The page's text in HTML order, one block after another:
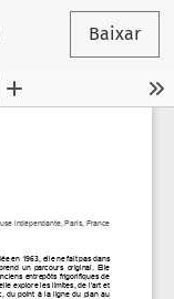
Baixar